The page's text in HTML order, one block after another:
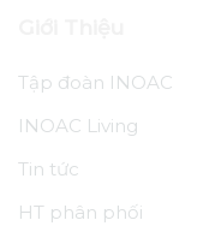
Tập đoàn INOAC
INOAC Living
Tin tức
HT phân phối